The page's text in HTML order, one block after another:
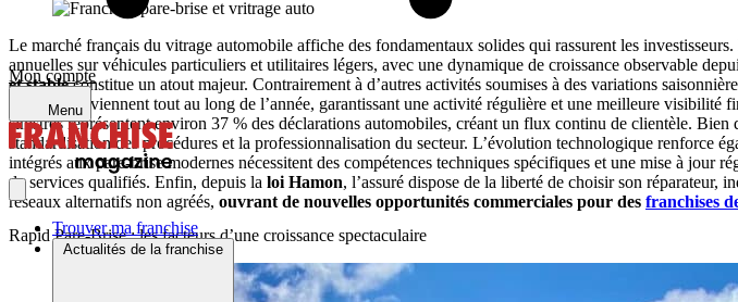
Mon compte
Menu
Trouver ma franchise
Actualités de la franchise
Le marché français du vitrage automobile affiche des fondamentaux solides qui rassurent les investisseurs.
annuelles sur véhicules particuliers et utilitaires légers, avec une dynamique de croissance observable
et stableconstitue un atout majeur. Contrairement à d’autres activités soumises à des variations
de glace surviennent tout au long de l’année, garantissant une activité régulière et une meilleure visibilité
sinistres représentent environ 37 % des déclarations automobiles, créant un flux continu de clientèle.
standardisation des procédures et la professionnalisation du secteur. L’évolution technologique renforce
intégrés aux pare-brise modernes nécessitent des compétences techniques spécifiques et une mise à jour
de services qualifiés. Enfin, depuis la loi Hamon, l’assuré dispose de la liberté de choisir son réparateur,
réseaux alternatifs non agréés, ouvrant de nouvelles opportunités commerciales pour des franchises
Rapid Pare-Brise : les facteurs d’une croissance spectaculaire